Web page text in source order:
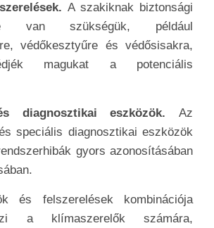
A szakiknak biztonsági
van szükségük, például
védőkesztyűre és védősisakra,
magukat a potenciális
diagnosztikai eszközök. Az
speciális diagnosztikai eszközök
gyors azonosításában
és felszerelések kombinációja
a klímaszerelők számára,